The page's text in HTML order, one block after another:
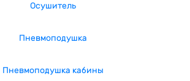
Осушитель
Пневмоподушка
Пневмоподушка кабины